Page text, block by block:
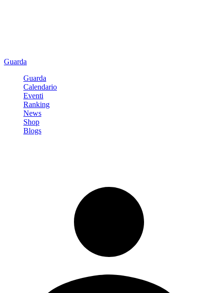
Guarda
Guarda
Calendario
Eventi
Ranking
News
Shop
Blogs